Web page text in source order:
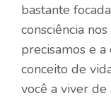
bastante
consciência
precisamos e
conceito de
você a viver de